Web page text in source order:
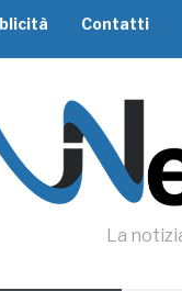
Contatti
La